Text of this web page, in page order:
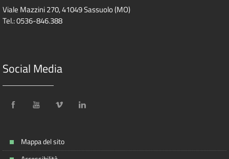
Viale Mazzini 270, 41049 Sassuolo (MO)
Tel.: 0536-846.388
Social Media
Mappa del sito